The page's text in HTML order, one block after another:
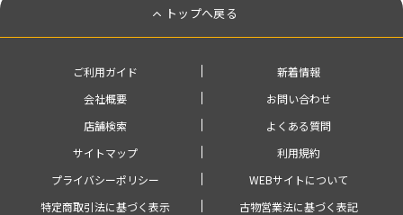
トップへ戻る
ご利用ガイド
新着情報
会社概要
お問い合わせ
店舗検索
よくある質問
サイトマップ
利用規約
プライバシーポリシー
WEBサイトについて
特定商取引法に基づく表示
古物営業法に基づく表記